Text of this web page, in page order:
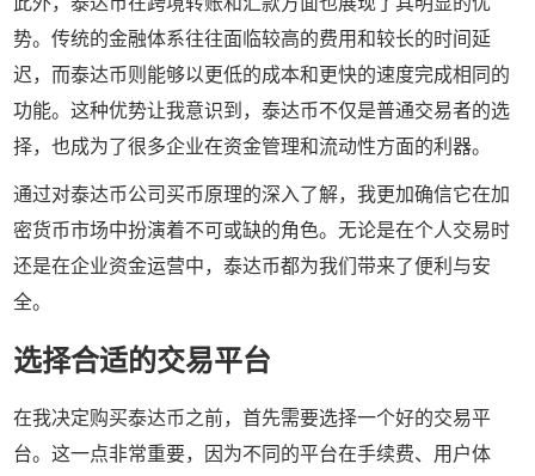
势。传统的金融体系往往面临较高的费用和较长的时间延
迟，而泰达币则能够以更低的成本和更快的速度完成相同的
功能。这种优势让我意识到，泰达币不仅是普通交易者的选
择，也成为了很多企业在资金管理和流动性方面的利器。
通过对泰达币公司买币原理的深入了解，我更加确信它在加
密货币市场中扮演着不可或缺的角色。无论是在个人交易时
还是在企业资金运营中，泰达币都为我们带来了便利与安
全。
选择合适的交易平台
在我决定购买泰达币之前，首先需要选择一个好的交易平
台。这一点非常重要，因为不同的平台在手续费、用户体